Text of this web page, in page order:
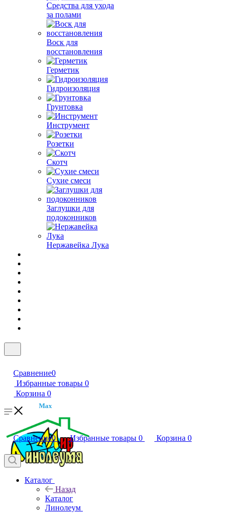
Средства для ухода
за полами
Воск для
восстановления
Герметик
Гидроизоляция
Грунтовка
Инструмент
Розетки
Скотч
Сухие смеси
Заглушки для
подоконников
Нержавейка Лука
Сравнение0
Избранные товары 0
Корзина 0
Max
Сравнение0 Избранные товары 0 Корзина 0
Каталог
Назад
Каталог
Линолеум